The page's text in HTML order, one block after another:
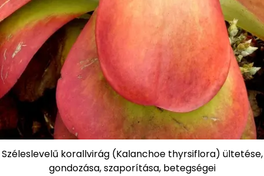
Széleslevelű korallvirág (Kalanchoe thyrsiflora) ültetése,
gondozása, szaporítása, betegségei